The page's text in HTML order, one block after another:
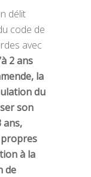
délit
code de
avec
2 ans
la
du
son
ans,
propres
à la
de